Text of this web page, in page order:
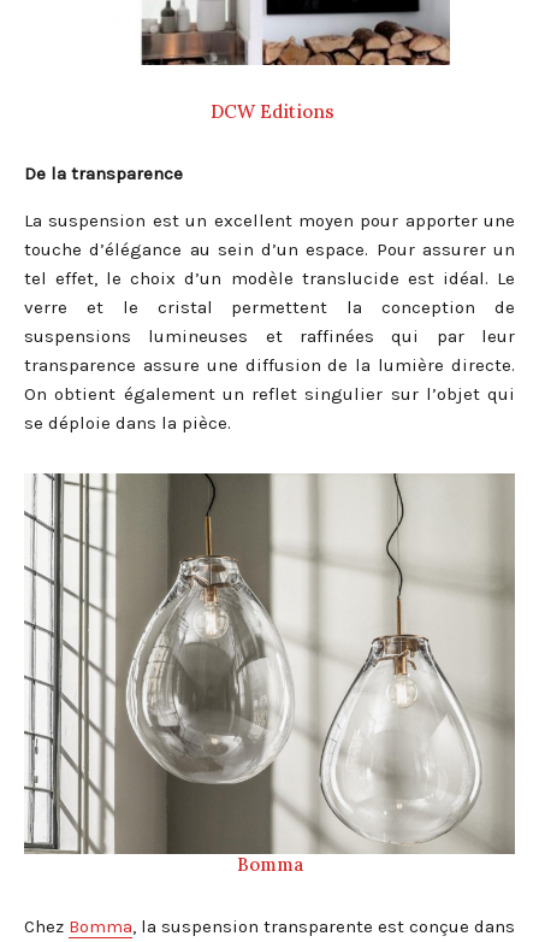
DCW Editions
De la transparence
La suspension est un excellent moyen pour apporter une
touche d’élégance au sein d’un espace. Pour assurer un
tel effet, le choix d’un modèle translucide est idéal. Le
verre et le cristal permettent la conception de
suspensions lumineuses et raffinées qui par leur
transparence assure une diffusion de la lumière directe.
On obtient également un reflet singulier sur l’objet qui
se déploie dans la pièce.
Bomma
Chez Bomma, la suspension transparente est conçue dans